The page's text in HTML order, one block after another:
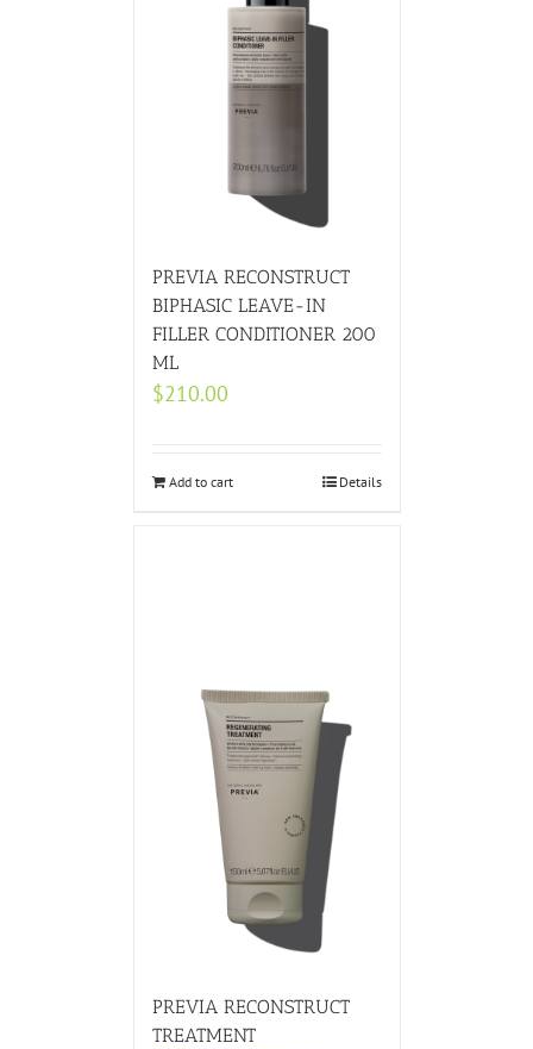
PREVIA RECONSTRUCT
BIPHASIC LEAVE-IN
FILLER CONDITIONER 200
ML
$210.00
Add to cart Details
PREVIA RECONSTRUCT
TREATMENT